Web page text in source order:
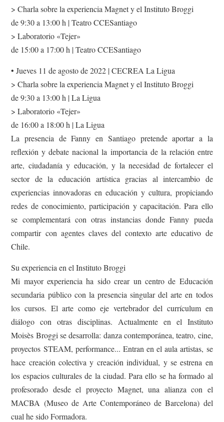
> Charla sobre la experiencia Magnet y el Instituto Broggi
de 9:30 a 13:00 h | Teatro CCESantiago
> Laboratorio «Tejer»
de 15:00 a 17:00 h | Teatro CCESantiago
• Jueves 11 de agosto de 2022 | CECREA La Ligua
> Charla sobre la experiencia Magnet y el Instituto Broggi
de 9:30 a 13:00 h | La Ligua
> Laboratorio «Tejer»
de 16:00 a 18:00 h | La Ligua
La presencia de Fanny en Santiago pretende aportar a la
reflexión y debate nacional la importancia de la relación entre
arte, ciudadanía y educación, y la necesidad de fortalecer el
sector de la educación artística gracias al intercambio de
experiencias innovadoras en educación y cultura, propiciando
redes de conocimiento, participación y capacitación. Para ello
se complementará con otras instancias donde Fanny pueda
compartir con agentes claves del contexto arte educativo de
Chile.
Su experiencia en el Instituto Broggi
Mi mayor experiencia ha sido crear un centro de Educación
secundaria público con la presencia singular del arte en todos
los cursos. El arte como eje vertebrador del currículum en
diálogo con otras disciplinas. Actualmente en el Instituto
Moisès Broggi se desarrolla: danza contemporánea, teatro, cine,
proyectos STEAM, performance... Entran en el aula artistas, se
hace creación colectiva y creación individual, y se estrena en
los espacios culturales de la ciudad. Para ello se ha formado al
profesorado desde el proyecto Magnet, una alianza con el
MACBA (Museo de Arte Contemporáneo de Barcelona) del
cual he sido Formadora.